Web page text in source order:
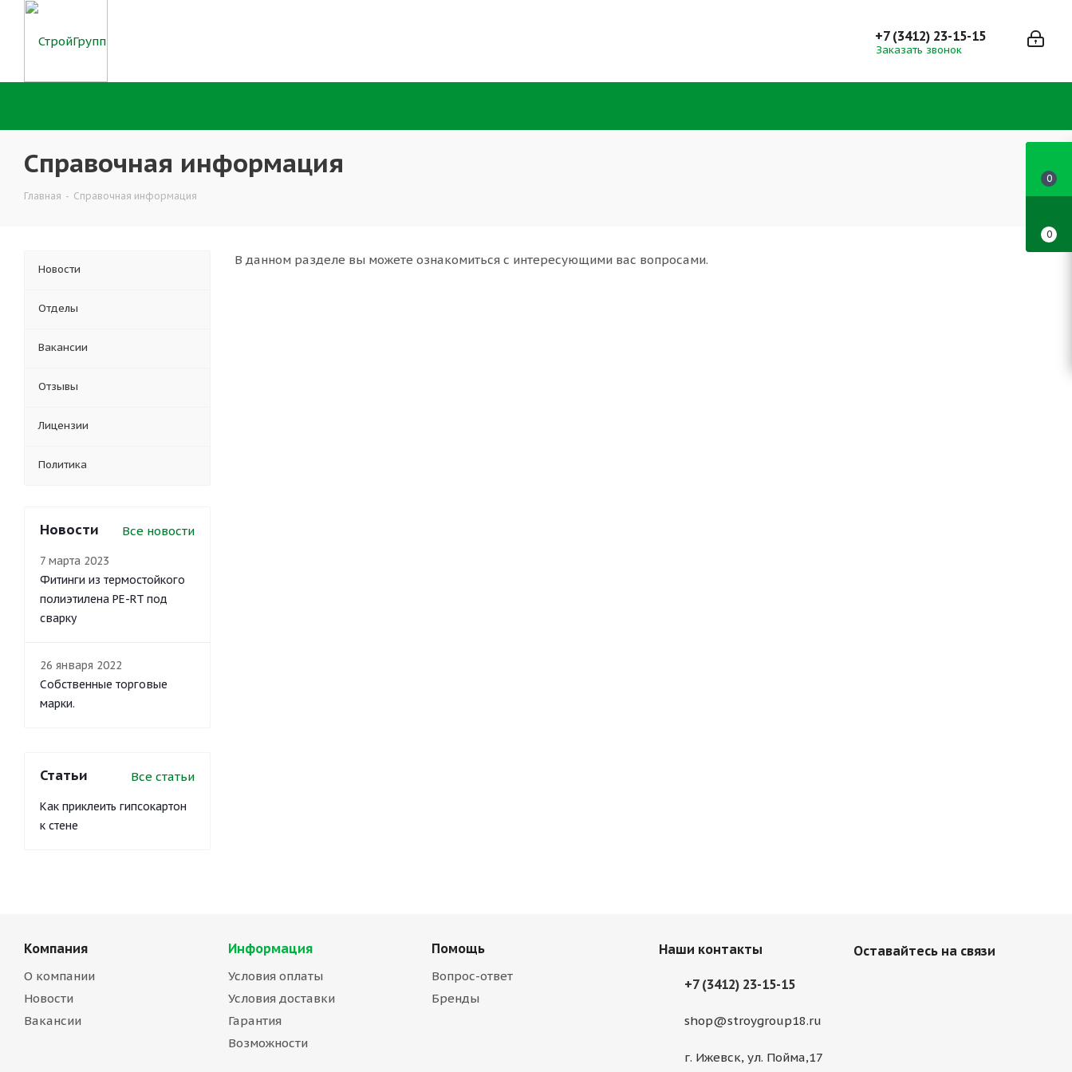
+7 (3412) 23-15-15
Заказать звонок
Справочная информация
Главная - Справочная информация
В данном разделе вы можете ознакомиться с интересующими вас вопросами.
Новости
Отделы
Вакансии
Отзывы
Лицензии
Политика
Новости Все новости
7 марта 2023
Фитинги из термостойкого
полиэтилена PE-RT под
сварку
26 января 2022
Собственные торговые
марки.
Статьи Все статьи
Как приклеить гипсокартон
к стене
Компания
О компании
Новости
Вакансии
Информация
Условия оплаты
Условия доставки
Гарантия
Возможности
Помощь
Вопрос-ответ
Бренды
Наши контакты
+7 (3412) 23-15-15
shop@stroygroup18.ru
г. Ижевск, ул. Пойма,17
Оставайтесь на связи
0
0